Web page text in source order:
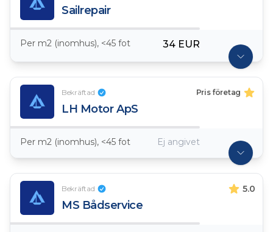
Sailrepair
Per m2 (inomhus), <45 fot 34 EUR
Bekräftad Pris företag
LH Motor ApS
Per m2 (inomhus), <45 fot Ej angivet
Bekräftad 5.0
MS Bådservice